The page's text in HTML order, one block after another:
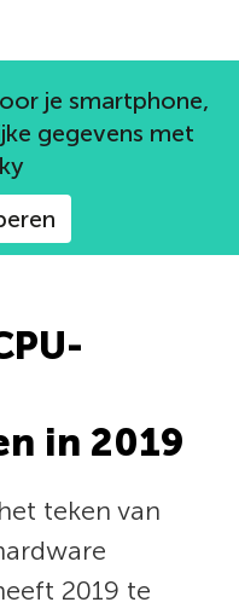
official blog
je smartphone,
gegevens met
in 2019
teken van
2019 te